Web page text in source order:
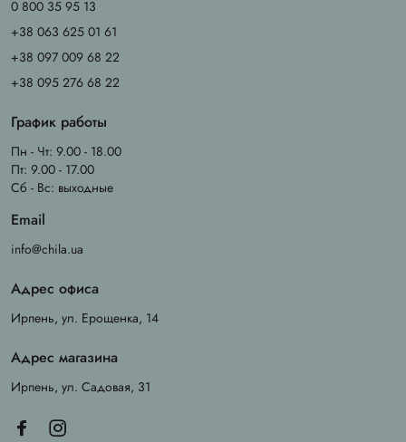
0 800 35 95 13
+38 063 625 01 61
+38 097 009 68 22
+38 095 276 68 22
График работы
Пн - Чт: 9.00 - 18.00
Пт: 9.00 - 17.00
Сб - Вс: выходные
Email
info@chila.ua
Адрес офиса
Ирпень, ул. Ерощенка, 14
Адрес магазина
Ирпень, ул. Садовая, 31